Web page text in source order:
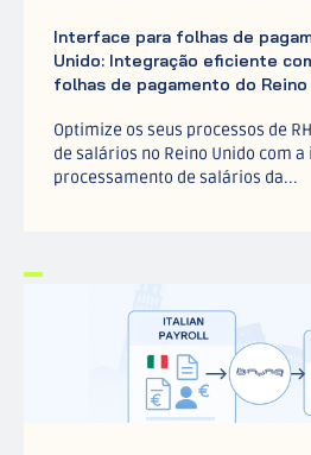
Interface para folhas de
Unido: Integração eficiente
folhas de pagamento do Reino
Optimize os seus processos de
de salários no Reino Unido com
processamento de salários da...